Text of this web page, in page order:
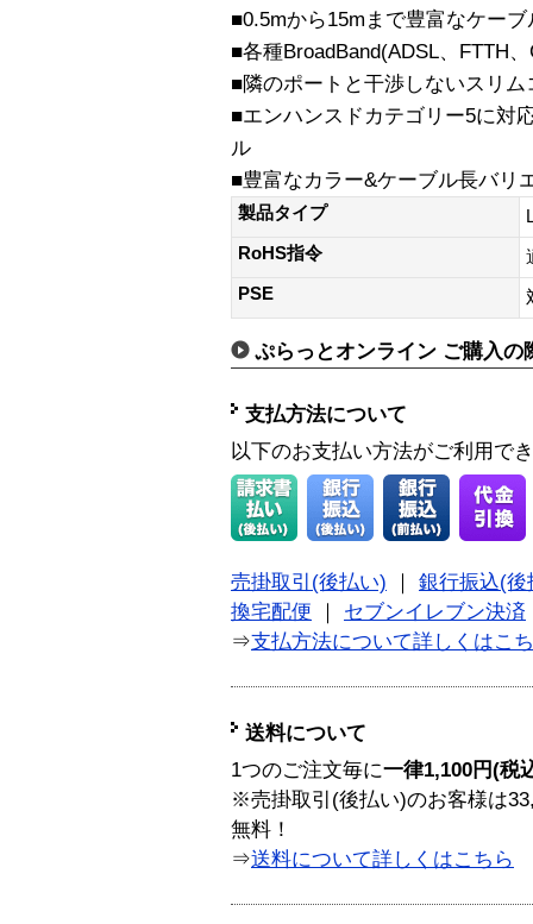
■0.5mから15mまで豊富なケー
■各種BroadBand(ADSL、FTTH
■隣のポートと干渉しないスリム
■エンハンスドカテゴリー5に対
ル
■豊富なカラー&ケーブル長バリ
製品タイプ
RoHS指令
PSE
ぷらっとオンライン ご購入の
支払方法について
以下のお支払い方法がご利用で
売掛取引(後払い)
銀行振込(後
換宅配便
セブンイレブン決済
⇒支払方法について詳しくはこ
送料について
1つのご注文毎に一律1,100円(税
※売掛取引(後払い)のお客様は
無料！
⇒送料について詳しくはこちら